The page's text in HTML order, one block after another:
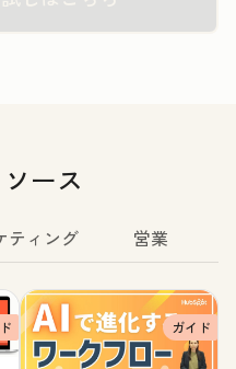
ース
ティング 営業
ガイド